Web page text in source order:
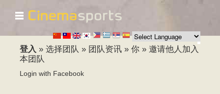
跳
转
到
容
☰
登入 » 选择团队 » 团队资讯 » 你 » 邀请他人加入
本团队
Login with Facebook